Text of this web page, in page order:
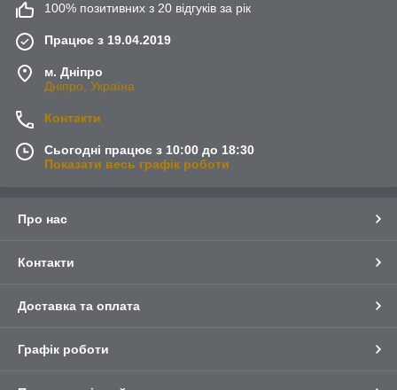
100% позитивних з 20 відгуків за рік
Працює з 19.04.2019
м. Дніпро
Дніпро, Україна
Контакти
Сьогодні працює з 10:00 до 18:30
Показати весь графік роботи
Про нас
Контакти
Доставка та оплата
Графік роботи